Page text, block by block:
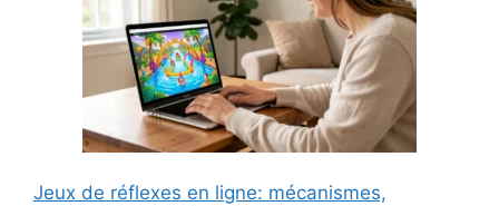
Jeux de réflexes en ligne: mécanismes,